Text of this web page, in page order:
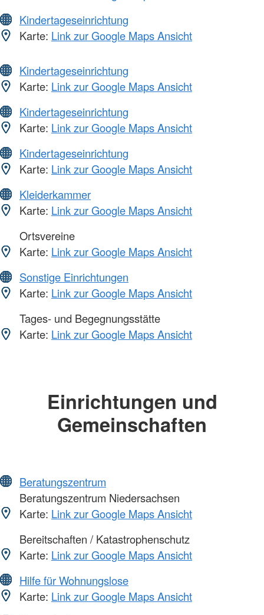
Kindertageseinrichtung
Karte: Link zur Google Maps Ansicht
Kindertageseinrichtung
Karte: Link zur Google Maps Ansicht
Kindertageseinrichtung
Karte: Link zur Google Maps Ansicht
Kindertageseinrichtung
Karte: Link zur Google Maps Ansicht
Kleiderkammer
Karte: Link zur Google Maps Ansicht
Ortsvereine
Karte: Link zur Google Maps Ansicht
Sonstige Einrichtungen
Karte: Link zur Google Maps Ansicht
Tages- und Begegnungsstätte
Karte: Link zur Google Maps Ansicht
Einrichtungen und
Gemeinschaften
Beratungszentrum
Beratungszentrum Niedersachsen
Karte: Link zur Google Maps Ansicht
Bereitschaften / Katastrophenschutz
Karte: Link zur Google Maps Ansicht
Hilfe für Wohnungslose
Karte: Link zur Google Maps Ansicht